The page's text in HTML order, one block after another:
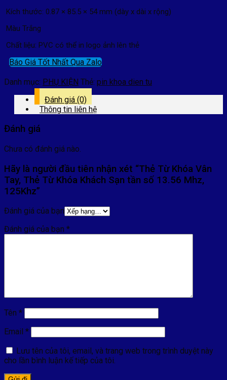
Kích thước: 0.87 × 85.5 × 54 mm (dày x dài x rộng)
Màu Trắng
Chất liệu: PVC có thể in logo ảnh lên thẻ
Báo Giá Tốt Nhất Qua Zalo
Danh mục: PHỤ KIỆN Thẻ: pin khoa dien tu
Đánh giá (0)
Thông tin liên hệ
Đánh giá
Chưa có đánh giá nào.
Hãy là người đầu tiên nhận xét “Thẻ Từ Khóa Vân
Tay, Thẻ Từ Khóa Khách Sạn tần số 13.56 Mhz,
125Khz”
Đánh giá của bạn
Đánh giá của bạn *
Tên *
Email *
Lưu tên của tôi, email, và trang web trong trình duyệt này
cho lần bình luận kế tiếp của tôi.